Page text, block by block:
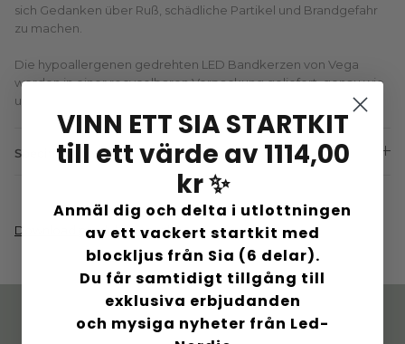
sich Gedanken über Ruß, schädliche Partikel und Brandgefahr
zu machen.
Die hypoallergenen gedrehten LED Bandkerzen von Vega
werden in einer recycelbaren Verpackung geliefert, genau wie
unser anderes Sortiment an LED Lampen und -Kerzen.
Specifications:
Download produktmanual
Dänisches Design. Mit
VINN ETT SIA STARTKIT
till ett värde av 1114,00
kr ✨
Anmäl dig och delta i utlottningen
av ett vackert startkit med
blockljus från Sia (6 delar).
Du får samtidigt tillgång till
exklusiva erbjudanden
och mysiga nyheter från Led-